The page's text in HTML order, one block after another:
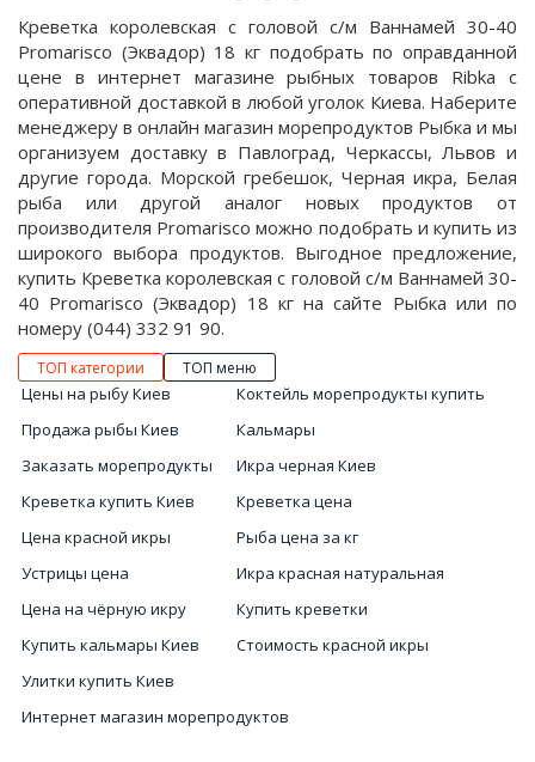
Креветка королевская с головой с/м Ваннамей 30-40
Promarisco (Эквадор) 18 кг подобрать по оправданной
цене в интернет магазине рыбных товаров Ribka с
оперативной доставкой в любой уголок Киева. Наберите
менеджеру в онлайн магазин морепродуктов Рыбка и мы
организуем доставку в Павлоград, Черкассы, Львов и
другие города. Морской гребешок, Черная икра, Белая
рыба или другой аналог новых продуктов от
производителя Promarisco можно подобрать и купить из
широкого выбора продуктов. Выгодное предложение,
купить Креветка королевская с головой с/м Ваннамей 30-
40 Promarisco (Эквадор) 18 кг на сайте Рыбка или по
номеру (044) 332 91 90.
ТОП категории ТОП меню
Цены на рыбу Киев
Продажа рыбы Киев
Заказать морепродукты
Креветка купить Киев
Цена красной икры
Устрицы цена
Цена на чёрную икру
Купить кальмары Киев
Коктейль морепродукты купить
Кальмары
Икра черная Киев
Креветка цена
Рыба цена за кг
Икра красная натуральная
Купить креветки
Стоимость красной икры
Улитки купить Киев
Интернет магазин морепродуктов